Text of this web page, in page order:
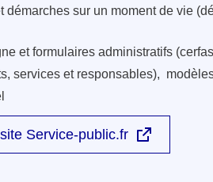
démarches sur un moment de vie
et formulaires administratifs
services et responsables),
Service-public.fr